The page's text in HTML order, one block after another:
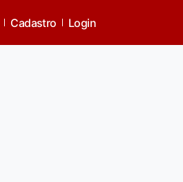
Cadastro Login